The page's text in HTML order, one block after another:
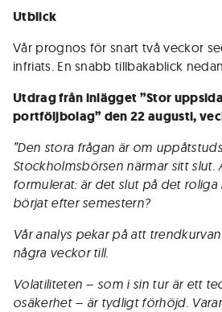
Utblick
Vår prognos för snart två veckor
infriats. En snabb tillbakablick
Utdrag från inlägget ”Stor
portföljbolag” den 22 augusti,
”Den stora frågan är om
Stockholmsbörsen närmar sitt slut.
formulerat: är det slut på det roliga
börjat efter semestern?
Vår analys pekar på att
några veckor till.
Volatiliteten – som i sin tur är ett
osäkerhet – är tydligt förhöjd.